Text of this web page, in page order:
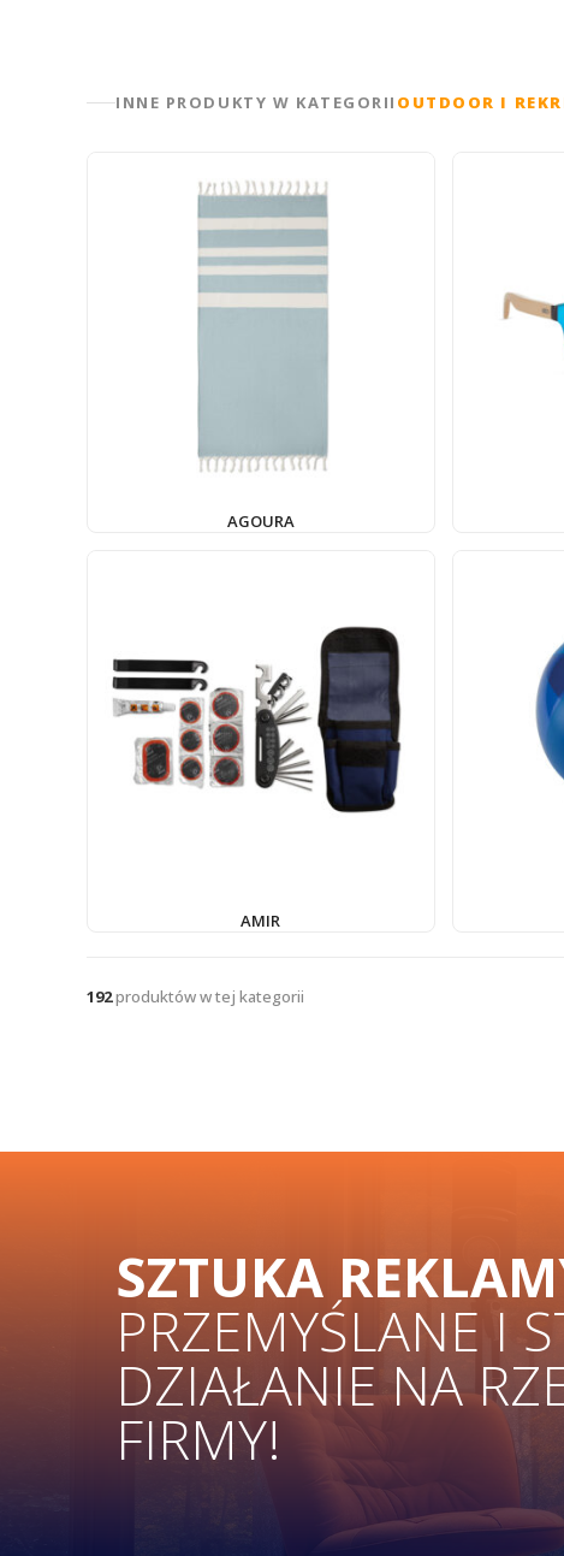
INNE PRODUKTY W KATEGORII OUTDOOR I
AGOURA
AMIR
192produktów w tej kategorii
SZTUKA
PRZEMYŚLANE I
DZIAŁANIE NA
FIRMY!